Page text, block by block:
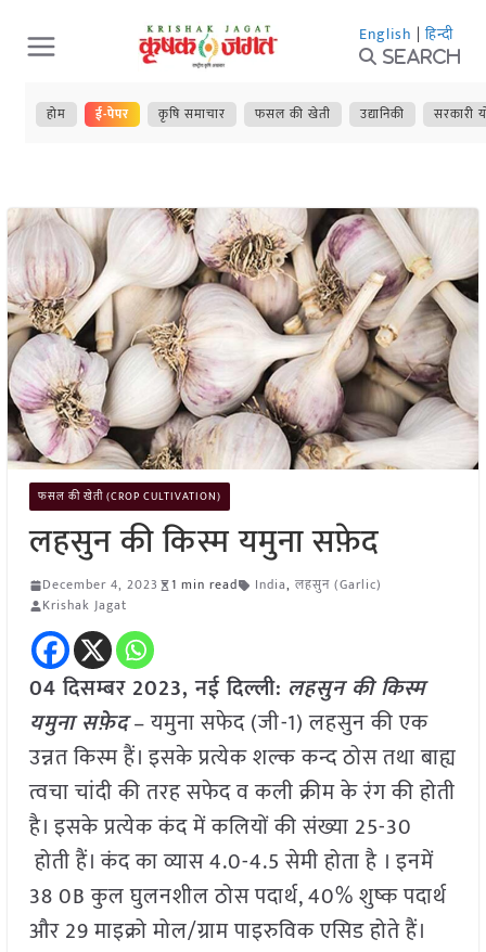
Skip
to
content
English | हिन्दी
Search
होम ई-पेपर कृषि समाचार फसल की खेती उद्यानिकी सरकारी
फसल की खेती (CROP CULTIVATION)
लहसुन की किस्म यमुना सफ़ेद
December 4, 2023 1 min read India, लहसुन (Garlic)
Krishak Jagat
04 दिसम्बर 2023, नई दिल्ली: लहसुन की किस्म
यमुना सफ़ेद– यमुना सफेद (जी-1) लहसुन की एक
उन्नत किस्म हैं। इसके प्रत्येक शल्क कन्द ठोस तथा बाह्य
त्वचा चांदी की तरह सफेद व कली क्रीम के रंग की होती
है। इसके प्रत्येक कंद में कलियों की संख्या 25-30
होती हैं। कंद का व्यास 4.0-4.5 सेमी होता है । इनमें
38 0B कुल घुलनशील ठोस पदार्थ, 40% शुष्क पदार्थ
और 29 माइक्रो मोल/ग्राम पाइरुविक एसिड होते हैं।